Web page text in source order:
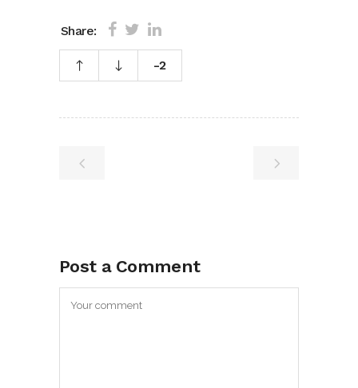
Share:
-2
Post a Comment